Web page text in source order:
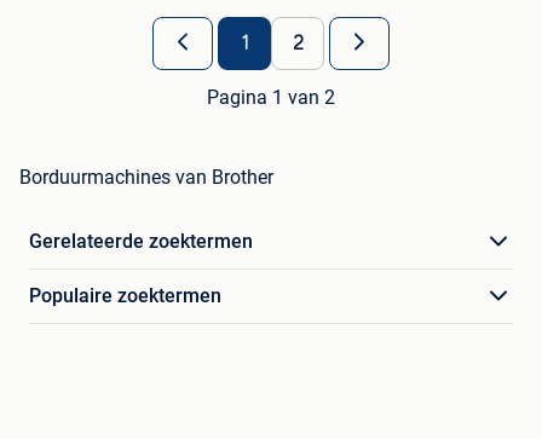
1 2
Pagina 1 van 2
Borduurmachines van Brother
Gerelateerde zoektermen
Populaire zoektermen